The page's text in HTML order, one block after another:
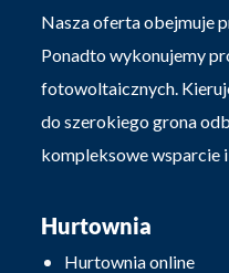
Nasza oferta obejmuje
Ponadto wykonujemy
fotowoltaicznych.
do szerokiego grona
kompleksowe wsparcie
Hurtownia
Hurtownia online